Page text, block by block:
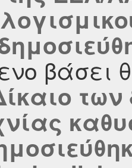
βάσει